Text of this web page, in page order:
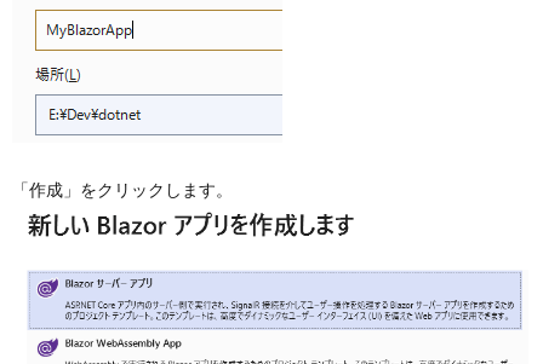
「作成」をクリックします。